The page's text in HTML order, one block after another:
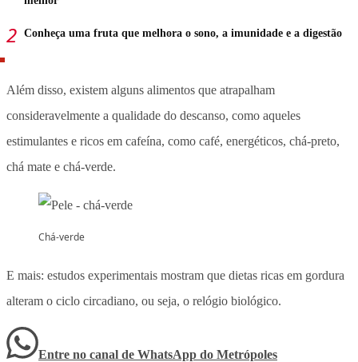
Conheça uma fruta que melhora o sono, a imunidade e a digestão
Além disso, existem alguns alimentos que atrapalham
consideravelmente a qualidade do descanso, como aqueles
estimulantes e ricos em cafeína, como café, energéticos, chá-preto,
chá mate e chá-verde.
Chá-verde
E mais: estudos experimentais mostram que dietas ricas em gordura
alteram o ciclo circadiano, ou seja, o relógio biológico.
Entre no canal de WhatsApp do Metrópoles